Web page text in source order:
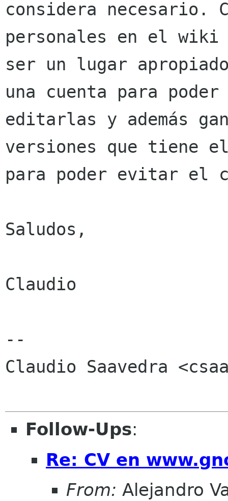
considera necesario.
personales en el wiki
ser un lugar
una cuenta para poder
editarlas y además
versiones que tiene
para poder evitar el
Saludos,
Claudio
--
Claudio Saavedra
Follow-Ups:
Re: CV en
From: Alejandro